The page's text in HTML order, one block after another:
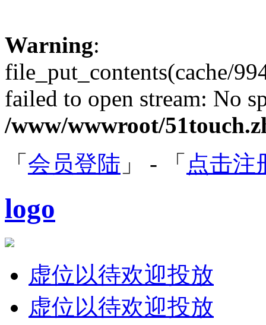
Warning:
file_put_contents(cache/
failed to open stream: No
/www/wwwroot/
「 会员登陆 」 - 「 点击注
logo
虚位以待欢迎投放
虚位以待欢迎投放